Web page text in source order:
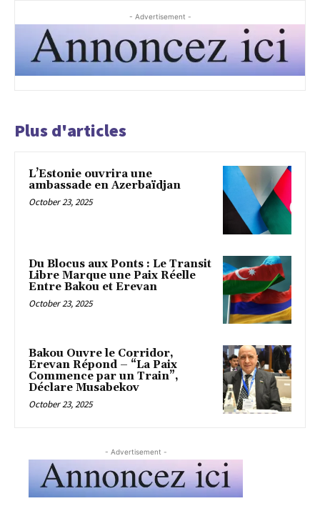
- Advertisement -
Plus d'articles
L’Estonie ouvrira une
ambassade en Azerbaïdjan
October 23, 2025
Du Blocus aux Ponts : Le Transit
Libre Marque une Paix Réelle
Entre Bakou et Erevan
October 23, 2025
Bakou Ouvre le Corridor,
Erevan Répond – “La Paix
Commence par un Train”,
Déclare Musabekov
October 23, 2025
- Advertisement -